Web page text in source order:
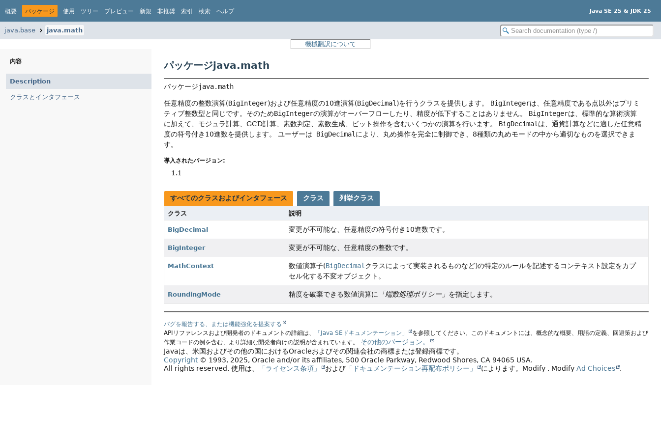
概要 パッケージ 使用 ツリー プレビュー 新規 非推奨 索引 検索 ヘルプ Java SE 25 & JDK 25
java.base
java.math
機械翻訳について
内容
Description
クラスとインタフェース
パッケージjava.math
パッケージjava.math
任意精度の整数演算(BigInteger)および任意精度の10進演算(BigDecimal )を行うクラスを提供します。 BigIntegerは、任意精度である点以外はプリミ
ティブ整数型と同じです。そのためBigIntegerの演算がオーバーフローしたり、精度が低下することはありません。 BigIntegerは、標準的な算術演算
に加えて、モジュラ計算、GCD計算、素数判定、素数生成、ビット操作を含むいくつかの演算を行います。
BigDecimal は、通貨計算などに適した任意精
度の符号付き10進数を提供します。
ユーザーは BigDecimal により、丸め操作を完全に制御でき、8種類の丸めモードの中から適切なものを選択できま
す。
導入されたバージョン:
1.1
すべてのクラスおよびインタフェース クラス 列挙クラス
クラス 説明
BigDecimal 変更が不可能な、任意精度の符号付き10進数です。
BigInteger 変更が不可能な、任意精度の整数です。
MathContext 数値演算子(BigDecimalクラスによって実装されるものなど)の特定のルールを記述するコンテキスト設定をカプ
セル化する不変オブジェクト。
RoundingMode 精度を破棄できる数値演算に 「端数処理ポリシー」 を指定します。
バグを報告する、または機能強化を提案する
APIリファレンスおよび開発者のドキュメントの詳細は、
「Java SEドキュメンテーション」
を参照してください。このドキュメントには、概念的な概要、用語の定義、回避策および
作業コードの例を含む、より詳細な開発者向けの説明が含まれています。
その他のバージョン。
Javaは、米国およびその他の国におけるOracleおよびその関連会社の商標または登録商標です。
Copyright© 1993, 2025, Oracle and/or its affiliates, 500 Oracle Parkway, Redwood Shores, CA 94065 USA.
All rights reserved.使用は、 「ライセンス条項」 および 「ドキュメンテーション再配布ポリシー」 によります。 Modify . ModifyAd Choices .